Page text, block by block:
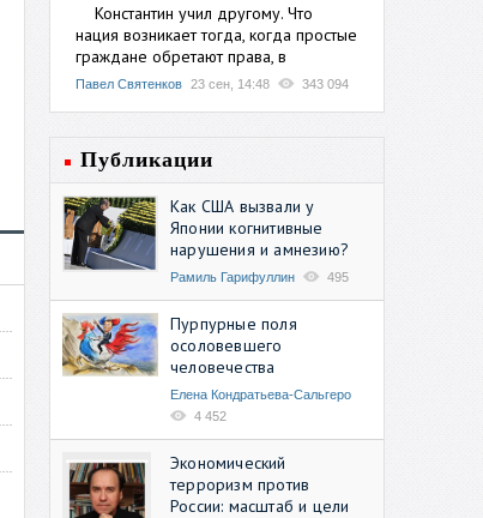
Константин учил другому. Что
нация возникает тогда, когда простые
граждане обретают права, в
Павел Святенков 23 сен, 14:48 343 094
Публикации
Как США вызвали у
Японии когнитивные
нарушения и амнезию?
Рамиль Гарифуллин 495
Пурпурные поля
осоловевшего
человечества
Елена Кондратьева-Сальгеро
4 452
Экономический
терроризм против
России: масштаб и цели